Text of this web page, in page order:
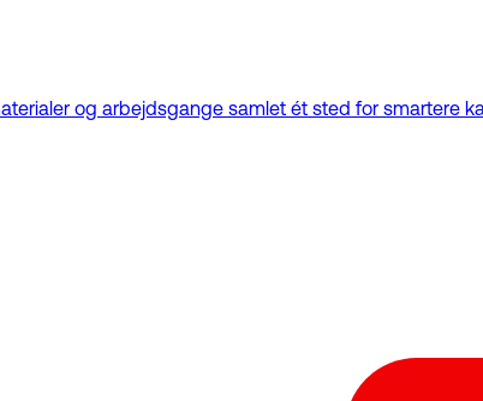
og arbejdsgange samlet ét sted for smartere